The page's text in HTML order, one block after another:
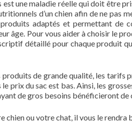
est une maladie réelle qui doit être
d’un chien afin de ne
adaptés et permettant de
âge. Pour vous aider à choisir le
détaillé pour chaque produit
produits de grande qualité, les tarifs
prix du sac est bas. Ainsi, les
de gros besoins bénéficieront
chien ou votre chat, il vous le rendra